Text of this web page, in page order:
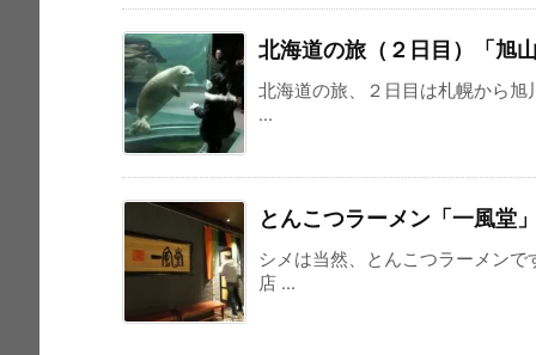
北海道の旅（２日目）「旭山
北海道の旅、２日目は札幌から
...
とんこつラーメン「一風堂」
シメは当然、とんこつラーメン
店 ...